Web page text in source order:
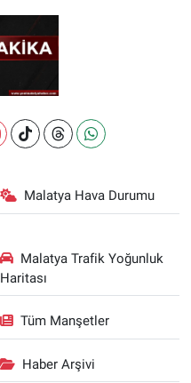
Malatya Hava Durumu
Malatya Trafik Yoğunluk
Haritası
Tüm Manşetler
Haber Arşivi